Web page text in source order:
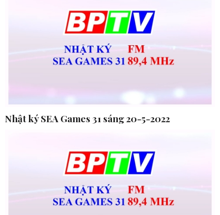
Nhật ký SEA Games 31 sáng 20-5-2022